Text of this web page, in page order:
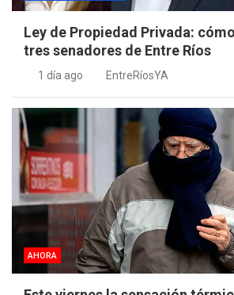
Ley de Propiedad Privada:
tres senadores de Entre Ríos
1 día ago EntreRíosYA
AHORA